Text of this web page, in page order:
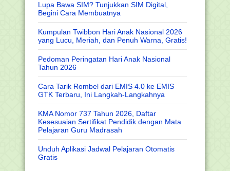
Lupa Bawa SIM? Tunjukkan SIM Digital,
Begini Cara Membuatnya
Kumpulan Twibbon Hari Anak Nasional 2026
yang Lucu, Meriah, dan Penuh Warna, Gratis!
Pedoman Peringatan Hari Anak Nasional
Tahun 2026
Cara Tarik Rombel dari EMIS 4.0 ke EMIS
GTK Terbaru, Ini Langkah-Langkahnya
KMA Nomor 737 Tahun 2026, Daftar
Kesesuaian Sertifikat Pendidik dengan Mata
Pelajaran Guru Madrasah
Unduh Aplikasi Jadwal Pelajaran Otomatis
Gratis